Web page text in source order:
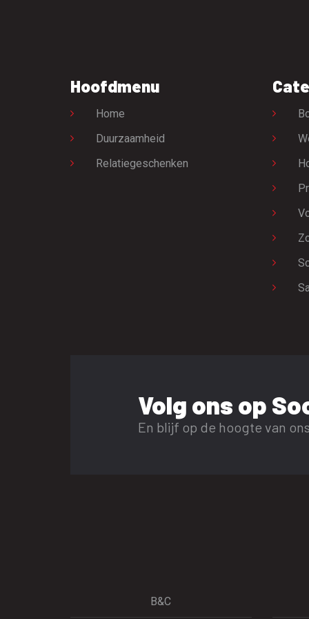
Hoofdmenu
Home
Duurzaamheid
Relatiegeschenken
Volg ons op
En blijf op de hoogte van
B&C